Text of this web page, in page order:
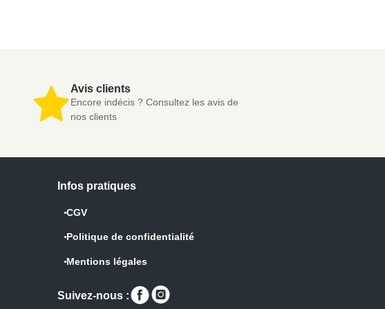
Avis clients
Encore indécis ? Consultez les avis de
nos clients
Infos pratiques
CGV
Politique de confidentialité
Mentions légales
Suivez-nous :
Retrouvez-
nous